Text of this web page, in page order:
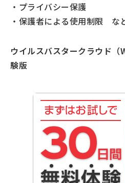
・プライバシー保護
・保護者による使用制限 な
ウイルスバスタークラウド
験版